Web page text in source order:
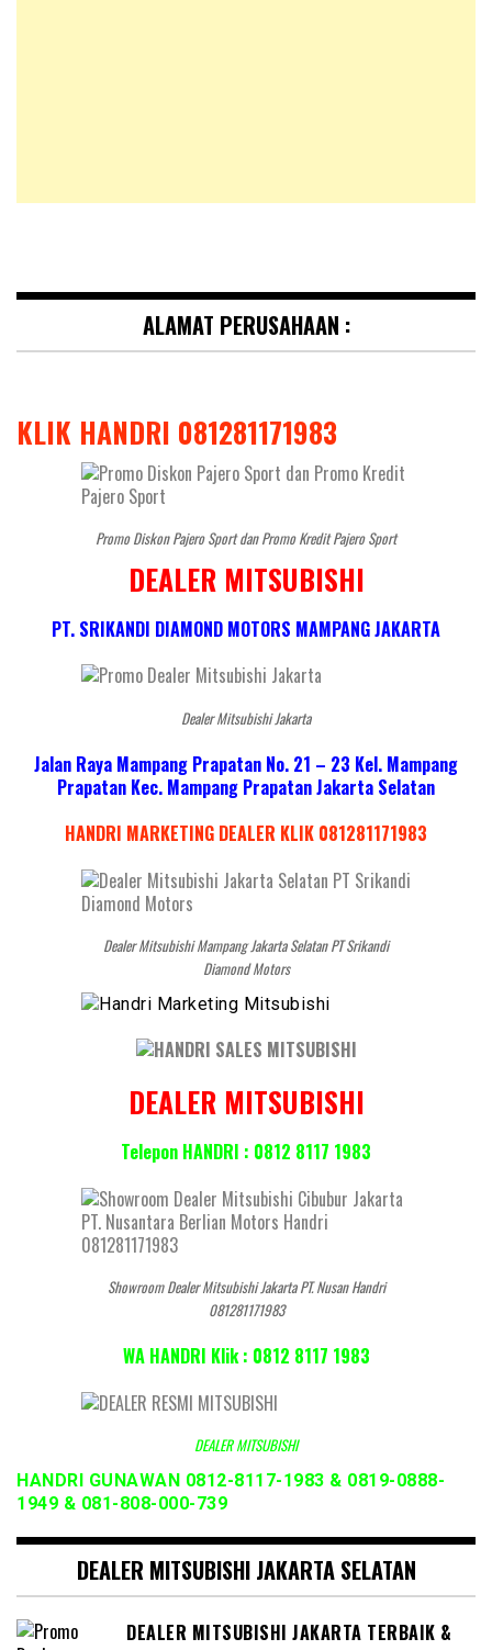
ALAMAT PERUSAHAAN :
KLIK HANDRI 081281171983
Promo Diskon Pajero Sport dan Promo Kredit Pajero Sport
DEALER MITSUBISHI
PT. SRIKANDI DIAMOND MOTORS MAMPANG JAKARTA
Dealer Mitsubishi Jakarta
Jalan Raya Mampang Prapatan No. 21 – 23 Kel. Mampang
Prapatan Kec. Mampang Prapatan Jakarta Selatan
HANDRI MARKETING DEALER KLIK 081281171983
Dealer Mitsubishi Mampang Jakarta Selatan PT Srikandi
Diamond Motors
DEALER MITSUBISHI
Telepon HANDRI : 0812 8117 1983
Showroom Dealer Mitsubishi Jakarta PT. Nusan Handri
081281171983
WA HANDRI Klik : 0812 8117 1983
DEALER MITSUBISHI
HANDRI GUNAWAN 0812-8117-1983 & 0819-0888-
1949 & 081-808-000-739
DEALER MITSUBISHI JAKARTA SELATAN
DEALER MITSUBISHI JAKARTA TERBAIK &